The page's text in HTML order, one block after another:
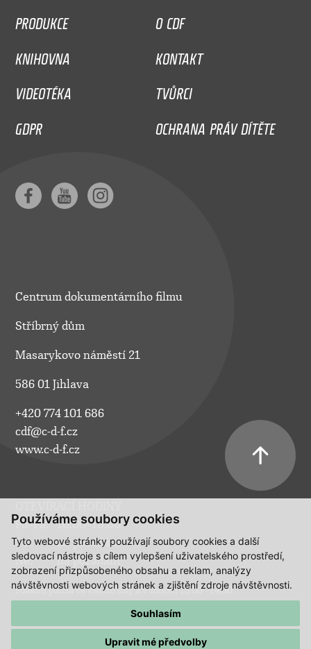
Používáme soubory cookies
Tyto webové stránky používají soubory cookies a další
sledovací nástroje s cílem vylepšení uživatelského prostředí,
zobrazení přizpůsobeného obsahu a reklam, analýzy
návštěvnosti webových stránek a zjištění zdroje návštěvnosti.
Souhlasím
Upravit mé předvolby
PRODUKCE
O CDF
KNIHOVNA
KONTAKT
VIDEOTÉKA
TVŮRCI
GDPR
OCHRANA PRÁV DÍTĚTE
Centrum dokumentárního filmu
Stříbrný dům
Masarykovo náměstí 21
586 01 Jihlava
+420 774 101 686
cdf@c-d-f.cz
www.c-d-f.cz
Po–Pá:
10.00–18.00
So:
na požádání
Ne:
na požádání
Polední pauza ve všední dny a v sobotu 13:00 - 14:00.